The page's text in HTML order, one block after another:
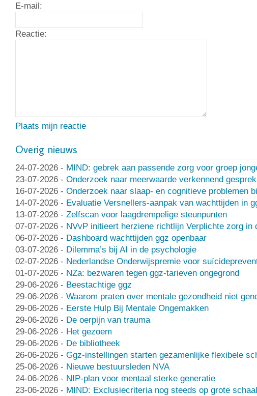
E-mail:
Reactie:
Plaats mijn reactie
Overig nieuws
24-07-2026 - MIND: gebrek aan passende zorg voor groep
23-07-2026 - Onderzoek naar meerwaarde verkennend gesprek
16-07-2026 - Onderzoek naar slaap- en cognitieve problemen
14-07-2026 - Evaluatie Versnellers-aanpak van wachttijden in
13-07-2026 - Zelfscan voor laagdrempelige steunpunten
07-07-2026 - NVvP initieert herziene richtlijn Verplichte zorg in
06-07-2026 - Dashboard wachttijden ggz openbaar
03-07-2026 - Dilemma’s bij AI in de psychologie
02-07-2026 - Nederlandse Onderwijspremie voor
01-07-2026 - NZa: bezwaren tegen ggz-tarieven ongegrond
29-06-2026 - Beestachtige ggz
29-06-2026 - Waarom praten over mentale gezondheid niet
29-06-2026 - Eerste Hulp Bij Mentale Ongemakken
29-06-2026 - De oerpijn van trauma
29-06-2026 - Het gezoem
29-06-2026 - De bibliotheek
26-06-2026 - Ggz-instellingen starten gezamenlijke flexibele
25-06-2026 - Nieuwe bestuursleden NVA
24-06-2026 - NIP-plan voor mentaal sterke generatie
23-06-2026 - MIND: Exclusiecriteria nog steeds op grote